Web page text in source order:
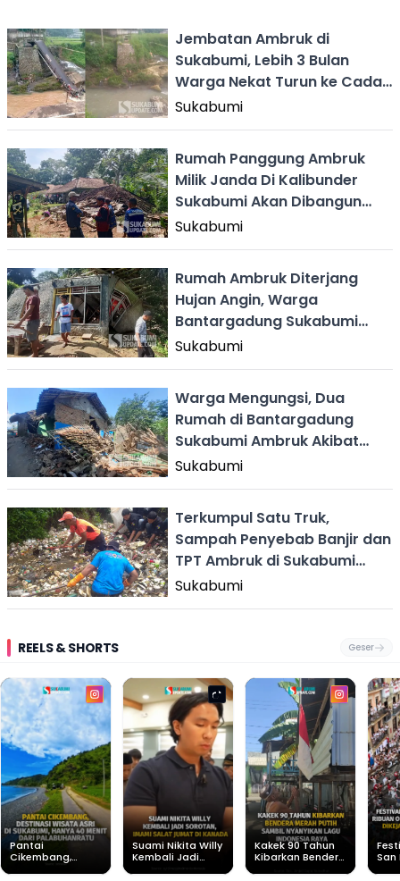
Jembatan Ambruk di
Sukabumi, Lebih 3 Bulan
Warga Nekat Turun ke Cadas
Ngampar
Sukabumi
Rumah Panggung Ambruk
Milik Janda Di Kalibunder
Sukabumi Akan Dibangun
Swadaya
Sukabumi
Rumah Ambruk Diterjang
Hujan Angin, Warga
Bantargadung Sukabumi
Mengungsi
Sukabumi
Warga Mengungsi, Dua
Rumah di Bantargadung
Sukabumi Ambruk Akibat
Pergerakan Tanah
Sukabumi
Terkumpul Satu Truk,
Sampah Penyebab Banjir dan
TPT Ambruk di Sukabumi
Dibersihkan
Sukabumi
REELS & SHORTS Geser
Pantai
Cikembang,
Suami Nikita Willy
Kembali Jadi
Kakek 90 Tahun
Kibarkan Bendera
San